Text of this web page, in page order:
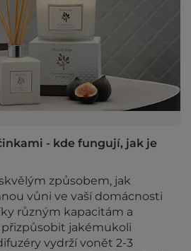
- kde fungují, jak je
způsobem, jak
vůni ve vaší domácnosti
různým kapacitám a
jakémukoli
vydrží vonět 2-3